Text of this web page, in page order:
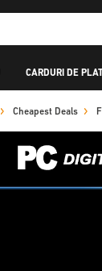
CARDURI DE
Cheapest Deals